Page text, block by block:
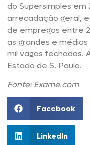
do Supersimples em
arrecadação geral,
de empregos entre
as grandes e
mil vagas fechadas.
Estado de S. Paulo.
Fonte: Exame.com
Facebook
LinkedIn